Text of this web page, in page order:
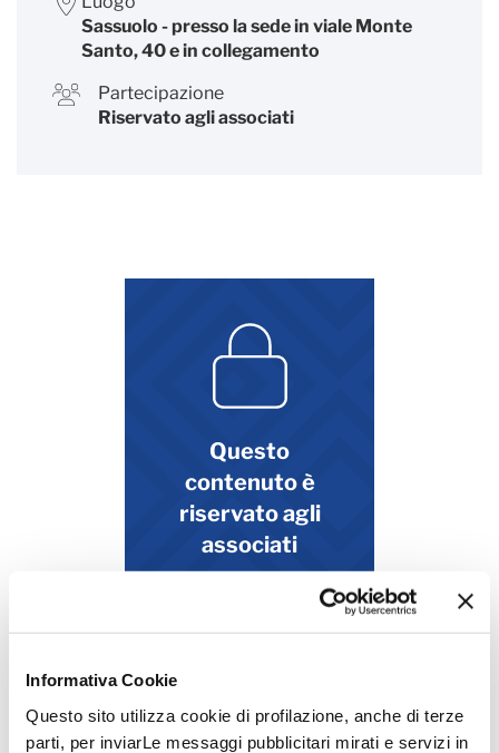
Informativa Cookie
Questo sito utilizza cookie di profilazione, anche di terze
parti, per inviarLe messaggi pubblicitari mirati e servizi in
Questo
contenuto è
riservato agli
associati
Sassuolo - presso la sede in viale Monte
Santo, 40 e in collegamento
Partecipazione
Riservato agli associati